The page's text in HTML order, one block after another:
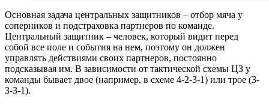
Основная задача центральных защитников – отбор мяча у
соперников и подстраховка партнеров по команде.
Центральный защитник – человек, который видит перед
собой все поле и события на нем, поэтому он должен
управлять действиями своих партнеров, постоянно
подсказывая им. В зависимости от тактической схемы ЦЗ у
команды бывает двое (например, в схеме 4-2-3-1) или трое (3-
3-3-1).